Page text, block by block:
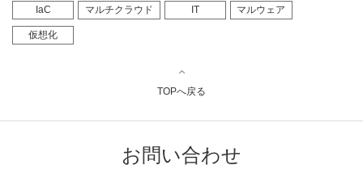
IaC マルチクラウド IT マルウェア
仮想化
TOPへ戻る
お問い合わせ